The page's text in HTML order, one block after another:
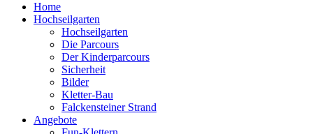
Home
Hochseilgarten
Hochseilgarten
Die Parcours
Der Kinderparcours
Sicherheit
Bilder
Kletter-Bau
Falckensteiner Strand
Angebote